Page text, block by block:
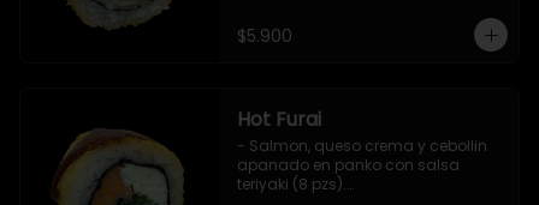
$5.900
Hot Furai
- Salmon, queso crema y cebollin
apanado en panko con salsa
teriyaki (8 pzs).